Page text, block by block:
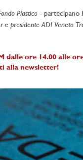
Plastico- partecipano
e presidente ADI Veneto
ore 14.00 alle
alla newsletter!